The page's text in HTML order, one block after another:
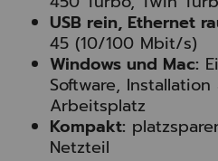
USB rein, Ethernet
45 (10/100 Mbit/s)
Windows und Mac:
Software,
Arbeitsplatz
Kompakt:
Netzteil